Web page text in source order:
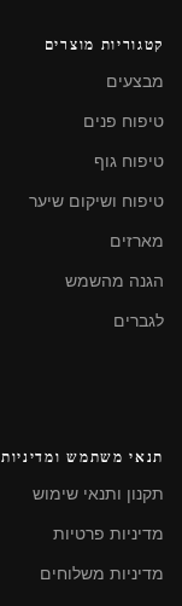
קטגוריות מוצרים
מבצעים
טיפוח פנים
טיפוח גוף
טיפוח ושיקום שיער
מארזים
הגנה מהשמש
לגברים
תנאי משתמש ומדיניות
תקנון ותנאי שימוש
מדיניות פרטיות
מדיניות משלוחים